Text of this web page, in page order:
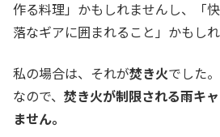
作る料理」かもしれませんし、「
落なギアに囲まれること」かもしれ
私の場合は、それが焚き火でした。
なので、 焚き火が制限される雨キ
ません。